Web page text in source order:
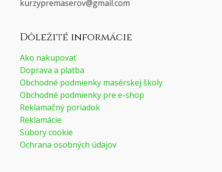
moc.liamg
@voresamerpyzruk
Dôležité informácie
Ako nakupovať
Doprava a platba
Obchodné podmienky masérskej školy
Obchodné podmienky pre e-shop
Reklamačný poriadok
Reklamácie
Súbory cookie
Ochrana osobných údajov